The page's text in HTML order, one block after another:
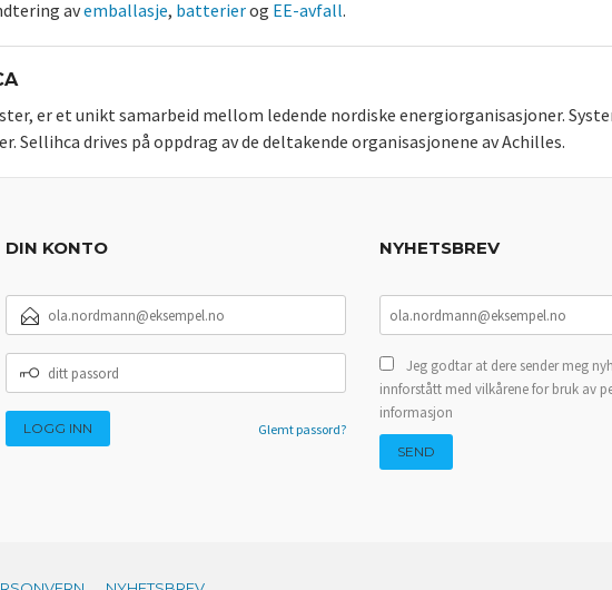
avemballasje, batterierog EE-avfall.
er et unikt samarbeid mellom ledende nordiske energiorganisasjoner.
Sellihca drives på oppdrag av de deltakende organisasjonene av Achilles.
DIN KONTO
POSTADRESSE
PASSORD
Glemt passord?
NYHETSBREV
Jeg godtar at dere sender meg
innforstått med vilkårene for bruk av
informasjon